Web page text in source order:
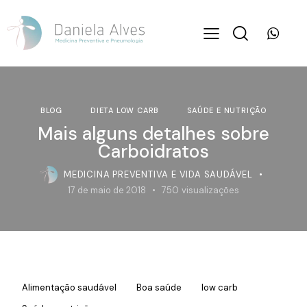
BLOG DIETA LOW CARB SAÚDE E NUTRIÇÃO
Mais alguns detalhes sobre
Carboidratos
MEDICINA PREVENTIVA E VIDA SAUDÁVEL
17 de maio de 2018
750 visualizações
Alimentação saudável Boa saúde
low carb